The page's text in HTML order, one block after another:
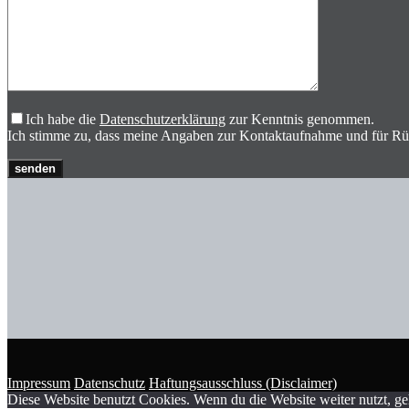
Ich habe die Datenschutzerklärung zur Kenntnis genommen.
Ich stimme zu, dass meine Angaben zur Kontaktaufnahme und für
Impressum Datenschutz Haftungsausschluss (Disclaimer)
Diese Website benutzt Cookies. Wenn du die Website weiter nutzt,